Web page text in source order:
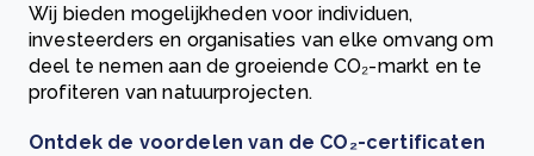
Wij bieden mogelijkheden voor individuen,
investeerders en organisaties van elke omvang om
deel te nemen aan de groeiende CO₂-markt en te
profiteren van natuurprojecten.
Ontdek de voordelen van de CO₂-certificaten